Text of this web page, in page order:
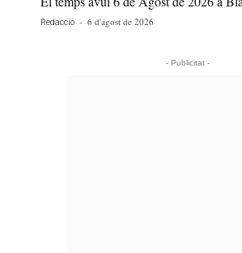
Redacció - 6 d'agost de 2026
- Publicitat -